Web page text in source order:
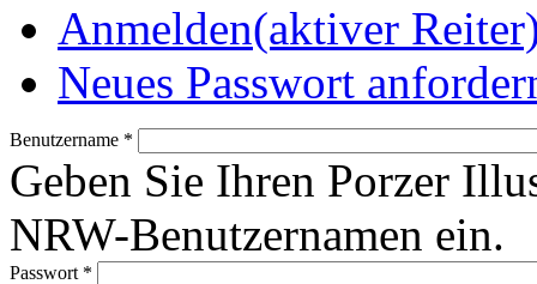
Anmelden(aktiver
Neues Passwort
Benutzername *
Geben Sie Ihren Porzer
NRW-Benutzernamen ein.
Passwort *